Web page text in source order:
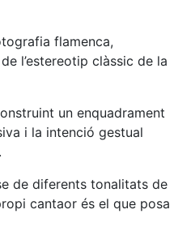
flamenca,
l’estereotip clàssic de la
un enquadrament
i la intenció gestual
de diferents tonalitats de
cantaor és el que posa